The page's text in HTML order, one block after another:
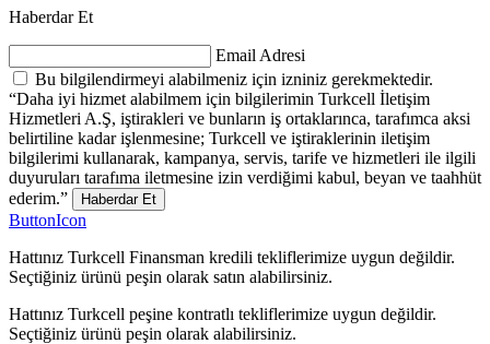
Haberdar Et
Email Adresi
Bu bilgilendirmeyi alabilmeniz için izniniz gerekmektedir.
“Daha iyi hizmet alabilmem için bilgilerimin Turkcell İletişim
Hizmetleri A.Ş, iştirakleri ve bunların iş ortaklarınca, tarafımca aksi
belirtiline kadar işlenmesine; Turkcell ve iştiraklerinin iletişim
bilgilerimi kullanarak, kampanya, servis, tarife ve hizmetleri ile ilgili
duyuruları tarafıma iletmesine izin verdiğimi kabul, beyan ve taahhüt
ederim.”
Haberdar Et
ButtonIcon
Hattınız Turkcell Finansman kredili tekliflerimize uygun değildir.
Seçtiğiniz ürünü peşin olarak satın alabilirsiniz.
Hattınız Turkcell peşine kontratlı tekliflerimize uygun değildir.
Seçtiğiniz ürünü peşin olarak alabilirsiniz.